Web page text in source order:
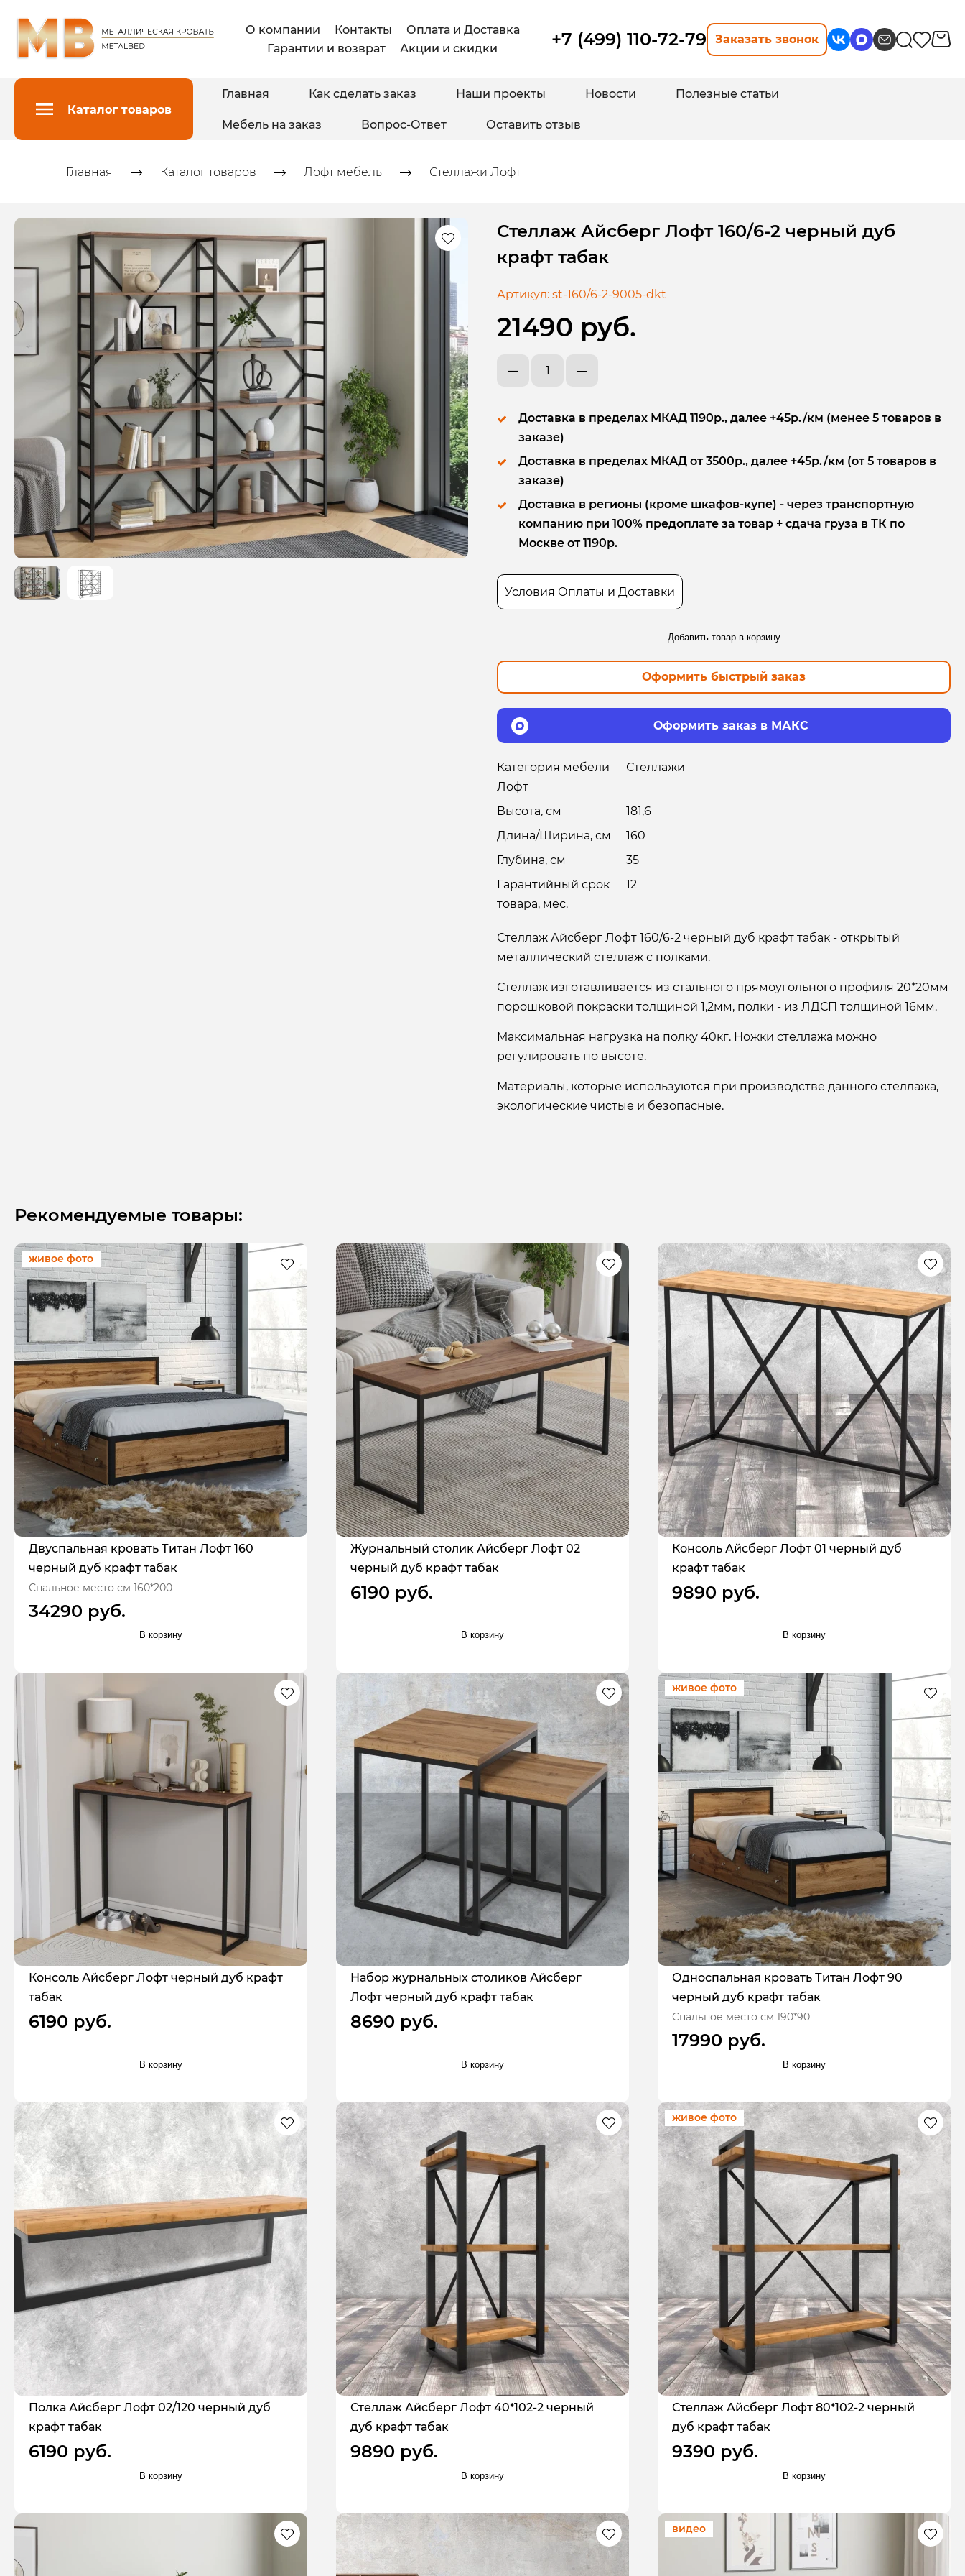
О компании Контакты
Оплата и Доставка
Гарантии и возврат
Акции и скидки +7 (499) 110-72-79 Заказать звонок
Каталог товаров
Главная Как сделать заказ Наши проекты Новости Полезные статьи
Мебель на заказ Вопрос-Ответ Оставить отзыв
Главная Каталог товаров Лофт мебель Стеллажи Лофт
Стеллаж Айсберг Лофт 160/6-2 черный дуб
крафт табак
Артикул: st-160/6-2-9005-dkt
21490 руб.
Доставка в пределах МКАД 1190р., далее +45р./км (менее 5 товаров в
заказе)
Доставка в пределах МКАД от 3500р., далее +45р./км (от 5 товаров в
заказе)
Доставка в регионы (кроме шкафов-купе) - через транспортную
компанию при 100% предоплате за товар + сдача груза в ТК по
Москве от 1190р.
Условия Оплаты и Доставки
Добавить товар в корзину
Оформить быстрый заказ
Оформить заказ в МАКС
Категория мебели
Лофт
Стеллажи
Высота, см
181,6
Длина/Ширина, см
160
Глубина, см
35
Гарантийный срок
товара, мес.
12
Стеллаж Айсберг Лофт 160/6-2 черный дуб крафт табак - открытый
металлический стеллаж с полками.
Стеллаж изготавливается из стального прямоугольного профиля 20*20мм
порошковой покраски толщиной 1,2мм, полки - из ЛДСП толщиной 16мм.
Максимальная нагрузка на полку 40кг. Ножки стеллажа можно
регулировать по высоте.
Материалы, которые используются при производстве данного стеллажа,
экологические чистые и безопасные.
Рекомендуемые товары:
живое фото
Двуспальная кровать Титан Лофт 160
черный дуб крафт табак
Спальное место см 160*200
34290 руб.
В корзину
Журнальный столик Айсберг Лофт 02
черный дуб крафт табак
6190 руб.
В корзину
Консоль Айсберг Лофт 01 черный дуб
крафт табак
9890 руб.
В корзину
Консоль Айсберг Лофт черный дуб крафт
табак
6190 руб.
В корзину
Набор журнальных столиков Айсберг
Лофт черный дуб крафт табак
8690 руб.
В корзину
живое фото
Односпальная кровать Титан Лофт 90
черный дуб крафт табак
Спальное место см 190*90
17990 руб.
В корзину
Полка Айсберг Лофт 02/120 черный дуб
крафт табак
6190 руб.
В корзину
Стеллаж Айсберг Лофт 40*102-2 черный
дуб крафт табак
9890 руб.
В корзину
живое фото
Стеллаж Айсберг Лофт 80*102-2 черный
дуб крафт табак
9390 руб.
В корзину
видео